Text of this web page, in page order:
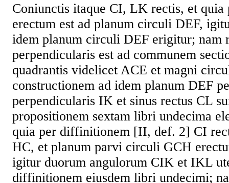
Coniunctis itaque CI, LK rectis, et quia
erectum est ad planum circuli DEF,
idem planum circuli DEF erigitur; nam
perpendicularis est ad communem
quadrantis videlicet ACE et magni
constructionem ad idem planum DEF
perpendicularis IK et sinus rectus CL
propositionem sextam libri undecima
quia per diffinitionem [II, def. 2] CI
HC, et planum parvi circuli GCH
igitur duorum angulorum CIK et IKL
diffinitionem eiusdem libri undecimi;